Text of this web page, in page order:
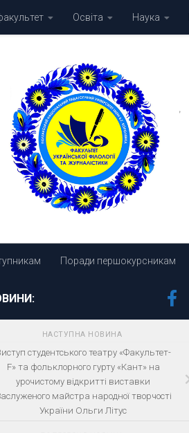
Освіта Наука
Поради першокурсникам
НАСТУПНА НОВИНА
студентського театру «Факультет-
F» та фольклорного гурту «Кант» на
урочистому відкритті виставки
майстра народної творчості
України Ольги Літус